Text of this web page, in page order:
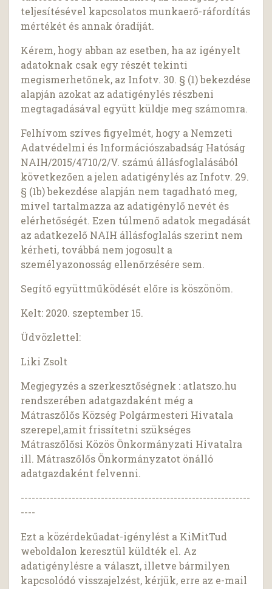
teljesítésével kapcsolatos munkaerő-ráfordítás
mértékét és annak óradíját.
Kérem, hogy abban az esetben, ha az igényelt
adatoknak csak egy részét tekinti
megismerhetőnek, az Infotv. 30. § (1) bekezdése
alapján azokat az adatigénylés részbeni
megtagadásával együtt küldje meg számomra.
Felhívom szíves figyelmét, hogy a Nemzeti
Adatvédelmi és Információszabadság Hatóság
NAIH/2015/4710/2/V. számú állásfoglalásából
következően a jelen adatigénylés az Infotv. 29.
§ (1b) bekezdése alapján nem tagadható meg,
mivel tartalmazza az adatigénylő nevét és
elérhetőségét. Ezen túlmenő adatok megadását
az adatkezelő NAIH állásfoglalás szerint nem
kérheti, továbbá nem jogosult a
személyazonosság ellenőrzésére sem.
Segítő együttműködését előre is köszönöm.
Kelt: 2020. szeptember 15.
Üdvözlettel:
Liki Zsolt
Megjegyzés a szerkesztőségnek : atlatszo.hu
rendszerében adatgazdaként még a
Mátraszőlős Község Polgármesteri Hivatala
szerepel,amit frissítetni szükséges
Mátraszőlősi Közös Önkormányzati Hivatalra
ill. Mátraszőlős Önkormányzatot önálló
adatgazdaként felvenni.
---------------------------------------------------------------
----
Ezt a közérdekűadat-igénylést a KiMitTud
weboldalon keresztül küldték el. Az
adatigénylésre a választ, illetve bármilyen
kapcsolódó visszajelzést, kérjük, erre az e-mail